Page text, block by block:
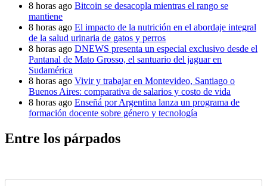
8 horas ago Bitcoin se desacopla mientras el rango se
mantiene
8 horas ago El impacto de la nutrición en el abordaje integral
de la salud urinaria de gatos y perros
8 horas ago DNEWS presenta un especial exclusivo desde el
Pantanal de Mato Grosso, el santuario del jaguar en
Sudamérica
8 horas ago Vivir y trabajar en Montevideo, Santiago o
Buenos Aires: comparativa de salarios y costo de vida
8 horas ago Enseñá por Argentina lanza un programa de
formación docente sobre género y tecnología
Entre los párpados